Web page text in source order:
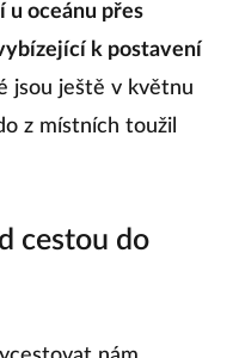
u oceánu přes
k postavení
jsou ještě v květnu
z místních toužil
cestou do